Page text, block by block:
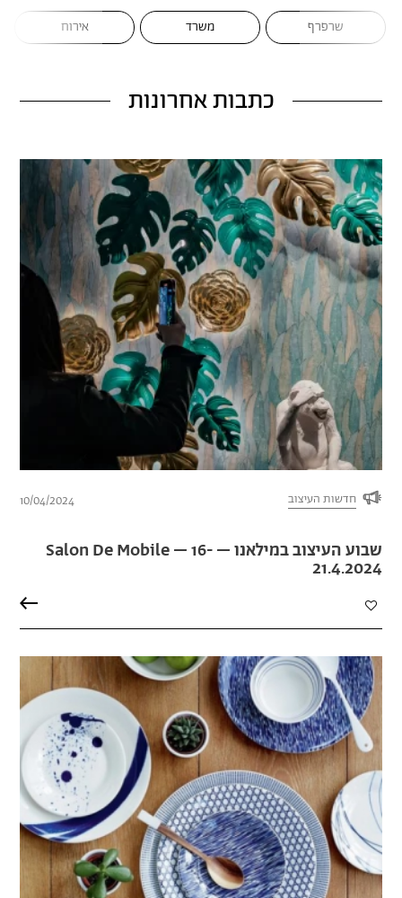
משרד אירוח מטבח
כתבות אחרונות
חדשות העיצוב 10/04/2024
שבוע העיצוב במילאנו – Salon De Mobile – 16-
21.4.2024